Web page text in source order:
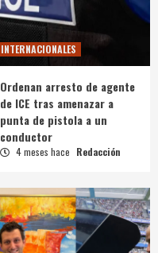
INTERNACIONALES
Ordenan arresto de agente
de ICE tras amenazar a
punta de pistola a un
conductor
4 meses hace Redacción